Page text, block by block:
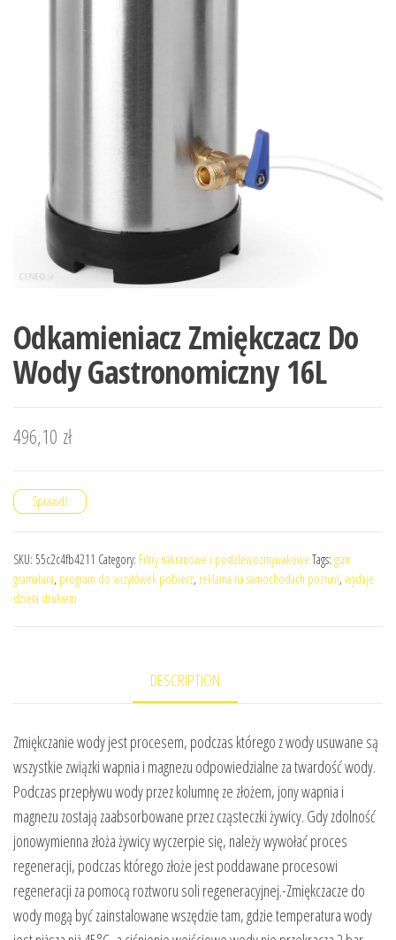
Odkamieniacz Zmiękczacz Do
Wody Gastronomiczny 16L
496,10 zł
Sprawdź
SKU: 55c2c4fb4211 Category: Filtry nakranowe i podzlewozmywakowe Tags: gsm
gramatura, program do wizytówek pobierz, reklama na samochodach poznań, wydaje
dzieła drukiem
DESCRIPTION
Zmiękczanie wody jest procesem, podczas którego z wody usuwane są
wszystkie związki wapnia i magnezu odpowiedzialne za twardość wody.
Podczas przepływu wody przez kolumnę ze złożem, jony wapnia i
magnezu zostają zaabsorbowane przez cząsteczki żywicy. Gdy zdolność
jonowymienna złoża żywicy wyczerpie się, należy wywołać proces
regeneracji, podczas którego złoże jest poddawane procesowi
regeneracji za pomocą roztworu soli regeneracyjnej.-Zmiękczacze do
wody mogą być zainstalowane wszędzie tam, gdzie temperatura wody